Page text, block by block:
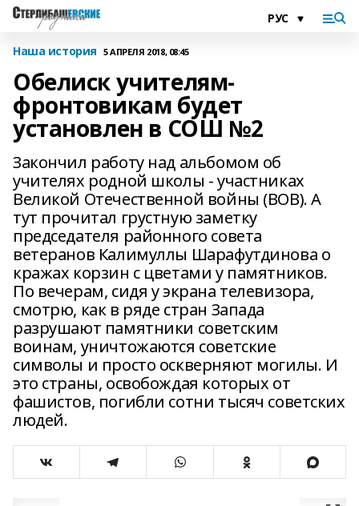
Наша история 5 АПРЕЛЯ 2018, 08:45
Обелиск учителям-
фронтовикам будет
установлен в СОШ №2
Закончил работу над альбомом об
учителях родной школы - участниках
Великой Отечественной войны (ВОВ). А
тут прочитал грустную заметку
председателя районного совета
ветеранов Калимуллы Шарафутдинова о
кражах корзин с цветами у памятников.
По вечерам, сидя у экрана телевизора,
смотрю, как в ряде стран Запада
разрушают памятники советским
воинам, уничтожаются советские
символы и просто оскверняют могилы. И
это страны, освобождая которых от
фашистов, погибли сотни тысяч советских
людей.